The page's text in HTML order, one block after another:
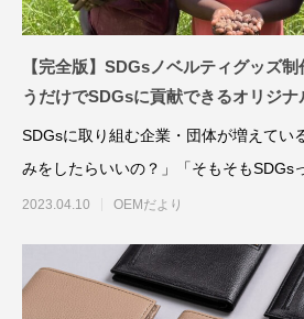
【完全版】SDGsノベルティグッズ
うだけでSDGsに貢献できるオリジ
作り方。
SDGsに取り組む企業・団体が増えてい
みをしたらいいの？」「そもそもSDGs
方も多いのではな
2023.04.10 OEMだより